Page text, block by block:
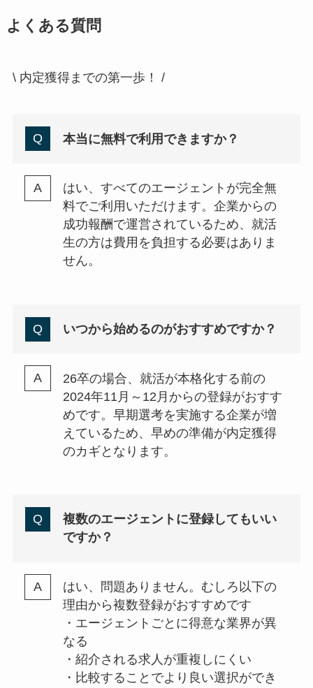
よくある質問
\ 内定獲得までの第一歩！ /
本当に無料で利用できますか？
はい、すべてのエージェントが完全無
料でご利用いただけます。企業からの
成功報酬で運営されているため、就活
生の方は費用を負担する必要はありま
せん。
いつから始めるのがおすすめですか？
26卒の場合、就活が本格化する前の
2024年11月～12月からの登録がおすす
めです。早期選考を実施する企業が増
えているため、早めの準備が内定獲得
のカギとなります。
複数のエージェントに登録してもいい
ですか？
はい、問題ありません。むしろ以下の
理由から複数登録がおすすめです
・エージェントごとに得意な業界が異
なる
・紹介される求人が重複しにくい
・比較することでより良い選択ができ